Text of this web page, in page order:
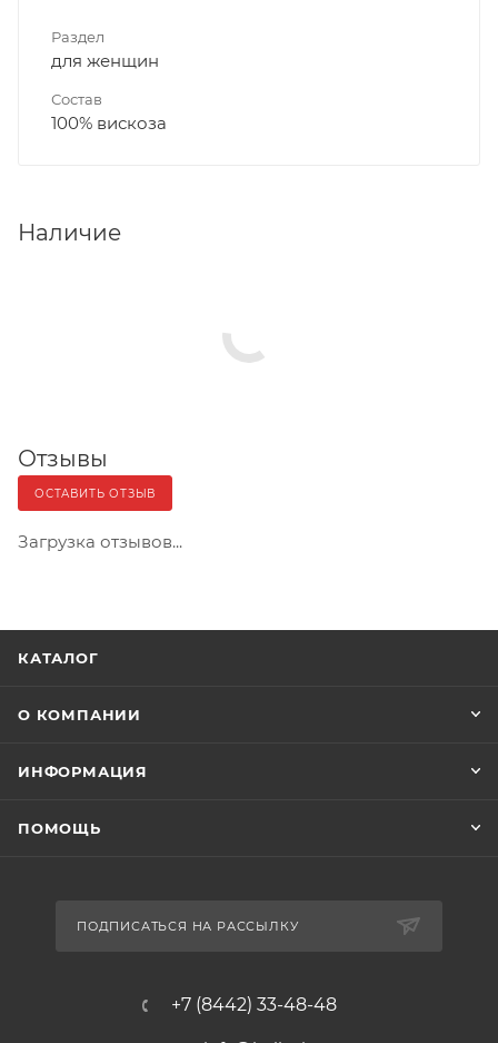
Раздел
для женщин
Состав
100% вискоза
Наличие
Отзывы
ОСТАВИТЬ ОТЗЫВ
Загрузка отзывов...
КАТАЛОГ
О КОМПАНИИ
ИНФОРМАЦИЯ
ПОМОЩЬ
ПОДПИСАТЬСЯ НА РАССЫЛКУ
+7 (8442) 33-48-48